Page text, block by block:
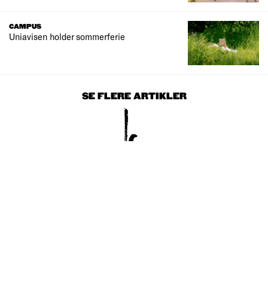
CAMPUS
Uniavisen holder sommerferie
SE FLERE ARTIKLER